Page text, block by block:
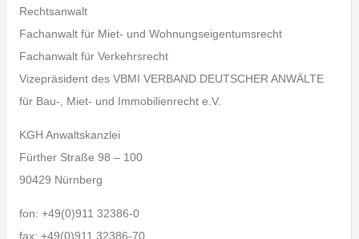
Rechtsanwalt
Fachanwalt für Miet- und Wohnungseigentumsrecht
Fachanwalt für Verkehrsrecht
Vizepräsident des VBMI VERBAND DEUTSCHER ANWÄLTE
für Bau-, Miet- und Immobilienrecht e.V.
KGH Anwaltskanzlei
Fürther Straße 98 – 100
90429 Nürnberg
fon: +49(0)911 32386-0
fax: +49(0)911 32386-70